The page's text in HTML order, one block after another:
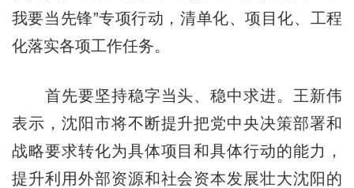
我要当先锋”专项行动，清单化、项目化、工程
化落实各项工作任务。
首先要坚持稳字当头、稳中求进。王新伟
表示，沈阳市将不断提升把党中央决策部署和
战略要求转化为具体项目和具体行动的能力，
提升利用外部资源和社会资本发展壮大沈阳的